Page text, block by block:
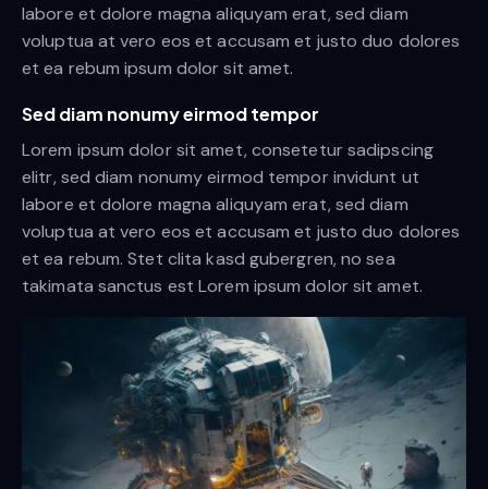
labore et dolore magna aliquyam erat, sed diam
voluptua at vero eos et accusam et justo duo dolores
et ea rebum ipsum dolor sit amet.
Sed diam nonumy eirmod tempor
Lorem ipsum dolor sit amet, consetetur sadipscing
elitr, sed diam nonumy eirmod tempor invidunt ut
labore et dolore magna aliquyam erat, sed diam
voluptua at vero eos et accusam et justo duo dolores
et ea rebum. Stet clita kasd gubergren, no sea
takimata sanctus est Lorem ipsum dolor sit amet.